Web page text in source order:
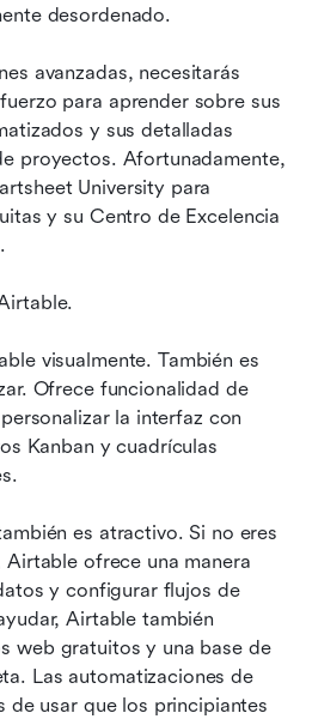
desordenado.
avanzadas, necesitarás
para aprender sobre sus
y sus detalladas
proyectos. Afortunadamente,
University para
y su Centro de Excelencia
visualmente. También es
Ofrece funcionalidad de
la interfaz con
Kanban y cuadrículas
es atractivo. Si no eres
ofrece una manera
y configurar flujos de
Airtable también
web gratuitos y una base de
Las automatizaciones de
de usar que los principiantes